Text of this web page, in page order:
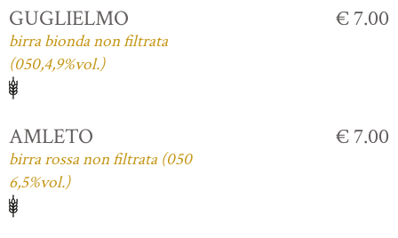
GUGLIELMO
birra bionda non filtrata
(050,4,9%vol.)
€ 7.00
AMLETO
birra rossa non filtrata (050
6,5%vol.)
€ 7.00